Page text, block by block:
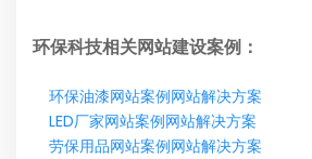
环保科技相关网站建设案例：
环保油漆网站案例网站解决方案
LED厂家网站案例网站解决方案
劳保用品网站案例网站解决方案